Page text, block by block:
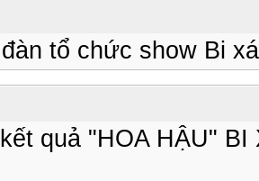
tổ chức show Bi
quả "HOA HẬU"